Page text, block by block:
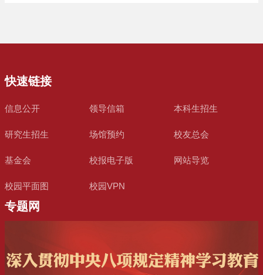
快速链接
信息公开 领导信箱 本科生招生
研究生招生 场馆预约 校友总会
基金会 校报电子版 网站导览
校园平面图 校园VPN
专题网